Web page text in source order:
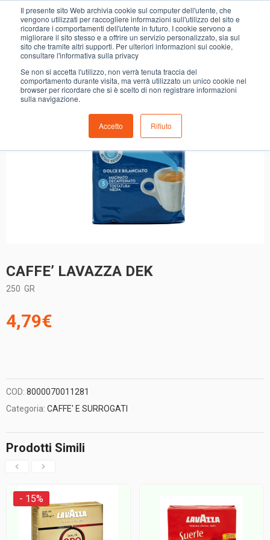
Il presente sito Web archivia cookie sul computer dell'utente, che
vengono utilizzati per raccogliere informazioni sull'utilizzo del sito e
ricordare i comportamenti dell'utente in futuro. I cookie servono a
migliorare il sito stesso e a offrire un servizio personalizzato, sia sul
sito che tramite altri supporti. Per ulteriori informazioni sui cookie,
consultare l'informativa sulla privacy
Se non si accetta l'utilizzo, non verrà tenuta traccia del
comportamento durante visita, ma verrà utilizzato un unico cookie nel
browser per ricordare che si è scelto di non registrare informazioni
sulla navigazione.
Accetto Rifiuto
CAFFE’ LAVAZZA DEK
CAFFE’ LAVAZZA DEK
250 GR
4,79€
COD: 8000070011281
Categoria: CAFFE' E SURROGATI
Prodotti Simili
- 15%